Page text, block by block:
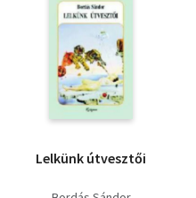
Lelkünk útvesztői